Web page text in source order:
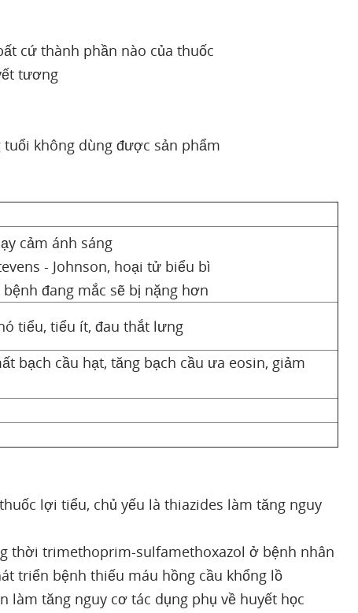
cứ thành phần nào của thuốc
tương
không dùng được sản phẩm
cảm ánh sáng
- Johnson, hoại tử biểu bì
đang mắc sẽ bị nặng hơn
tiểu, tiểu ít, đau thắt lưng
bạch cầu hạt, tăng bạch cầu ưa eosin, giảm
lợi tiểu, chủ yếu là thiazides làm tăng nguy
thời trimethoprim-sulfamethoxazol ở bệnh nhân
triển bệnh thiếu máu hồng cầu khổng lồ
tăng nguy cơ tác dụng phụ về huyết học